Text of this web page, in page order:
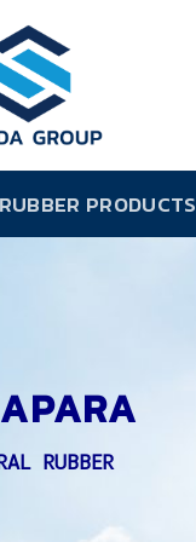
RUBBER PRODUCTS
RUBBER